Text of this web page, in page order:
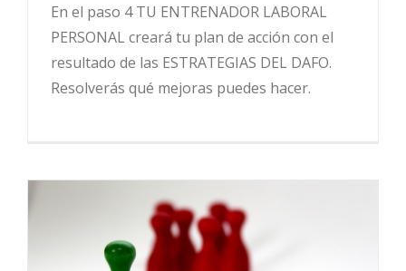
En el paso 4 TU ENTRENADOR LABORAL
PERSONAL creará tu plan de acción con el
resultado de las ESTRATEGIAS DEL DAFO.
Resolverás qué mejoras puedes hacer.